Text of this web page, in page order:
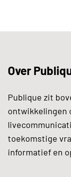
Over
Publique zit
ontwikkelingen
toekomstige
informatief en